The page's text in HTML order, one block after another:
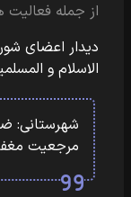
از جمله
دیدار اعضای
الاسلام و
شهرستانی:
مرجعیت